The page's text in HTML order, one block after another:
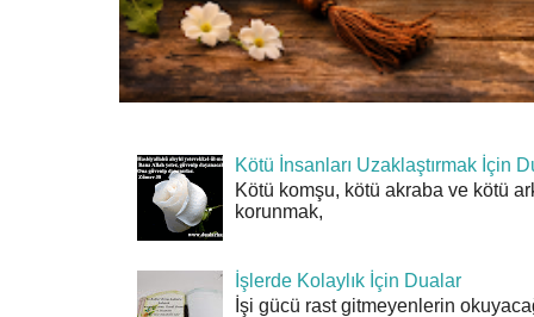
Kötü İnsanları Uzaklaştırmak İçin
Kötü komşu, kötü akraba ve kötü
korunmak,
İşlerde Kolaylık İçin Dualar
İşi gücü rast gitmeyenlerin